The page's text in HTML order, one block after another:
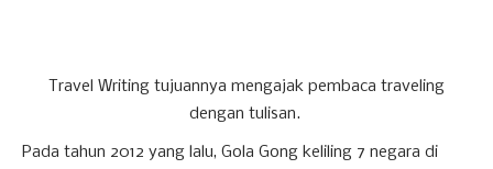
Travel Writing tujuannya mengajak pembaca traveling
dengan tulisan.
Pada tahun 2012 yang lalu, Gola Gong keliling 7 negara di